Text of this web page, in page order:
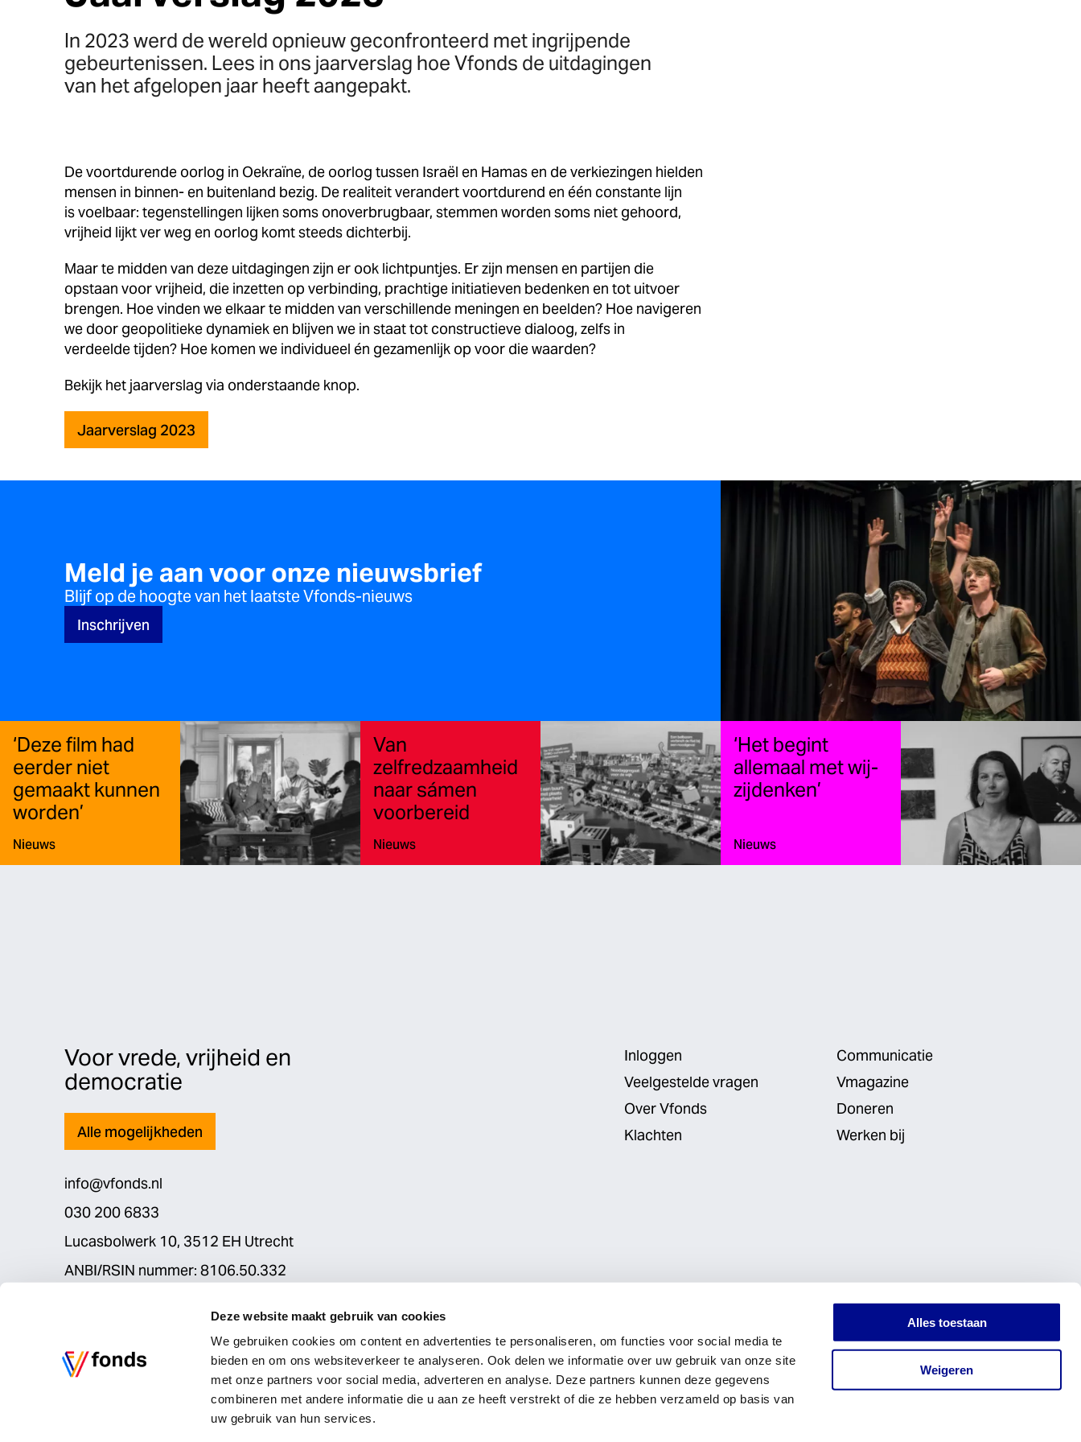
Deze website maakt gebruik van cookies
We gebruiken cookies om content en advertenties te personaliseren, om functies voor social media te
bieden en om ons websiteverkeer te analyseren. Ook delen we informatie over uw gebruik van onze site
met onze partners voor social media, adverteren en analyse. Deze partners kunnen deze gegevens
combineren met andere informatie die u aan ze heeft verstrekt of die ze hebben verzameld op basis van
uw gebruik van hun services.
Alles toestaan
Weigeren
In 2023 werd de wereld opnieuw geconfronteerd met ingrijpende
gebeurtenissen. Lees in ons jaarverslag hoe Vfonds de uitdagingen
van het afgelopen jaar heeft aangepakt.
De voortdurende oorlog in Oekraïne, de oorlog tussen Israël en Hamas en de verkiezingen hielden
mensen in binnen- en buitenland bezig. De realiteit verandert voortdurend en één constante lijn
is voelbaar: tegenstellingen lijken soms onoverbrugbaar, stemmen worden soms niet gehoord,
vrijheid lijkt ver weg en oorlog komt steeds dichterbij.
Maar te midden van deze uitdagingen zijn er ook lichtpuntjes. Er zijn mensen en partijen die
opstaan voor vrijheid, die inzetten op verbinding, prachtige initiatieven bedenken en tot uitvoer
brengen. Hoe vinden we elkaar te midden van verschillende meningen en beelden? Hoe navigeren
we door geopolitieke dynamiek en blijven we in staat tot constructieve dialoog, zelfs in
verdeelde tijden? Hoe komen we individueel én gezamenlijk op voor die waarden?
Bekijk het jaarverslag via onderstaande knop.
Jaarverslag 2023
Meld je aan voor onze nieuwsbrief
Blijf op de hoogte van het laatste Vfonds-nieuws
Inschrijven
‘Deze film had
eerder niet
gemaakt kunnen
worden’
Type:
Nieuws
Van
zelfredzaamheid
naar sámen
voorbereid
Type:
Nieuws
‘Het begint
allemaal met wij-
zijdenken’
Type:
Nieuws
Voor vrede, vrijheid en
democratie
Alle mogelijkheden
info@vfonds.nl
030 200 6833
Lucasbolwerk 10, 3512 EH Utrecht
ANBI/RSIN nummer: 8106.50.332
Inloggen
Veelgestelde vragen
Over Vfonds
Klachten
Communicatie
Vmagazine
Doneren
Werken bij
Privacyverklaring Cookies